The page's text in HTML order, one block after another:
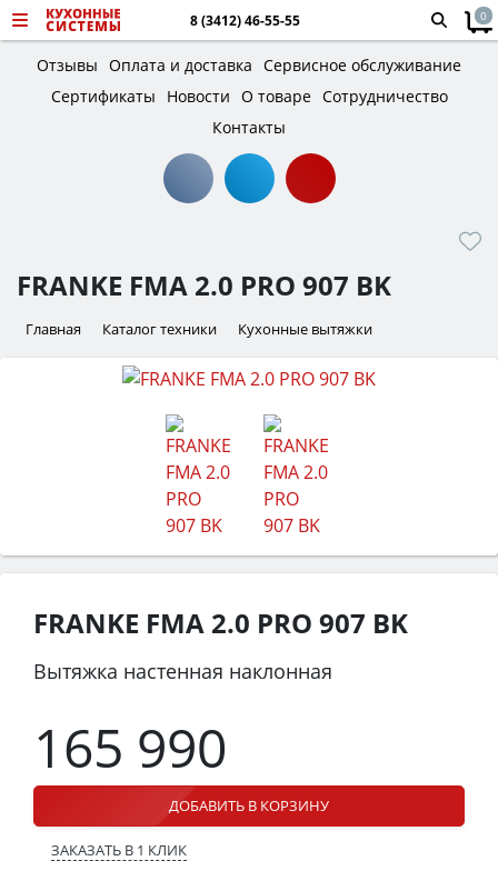
8 (3412) 46-55-55 0
Отзывы Оплата и доставка Сервисное обслуживание
Сертификаты
Новости О товаре Сотрудничество
Контакты
FRANKE FMA 2.0 PRO 907 BK
Главная Каталог техники Кухонные вытяжки
FRANKE FMA 2.0 PRO 907 BK
Вытяжка настенная наклонная
165 990
ДОБАВИТЬ В КОРЗИНУ
ЗАКАЗАТЬ В 1 КЛИК